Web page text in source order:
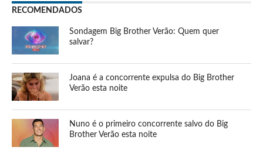
RECOMENDADOS
Sondagem Big Brother Verão: Quem quer
salvar?
Joana é a concorrente expulsa do Big Brother
Verão esta noite
Nuno é o primeiro concorrente salvo do Big
Brother Verão esta noite